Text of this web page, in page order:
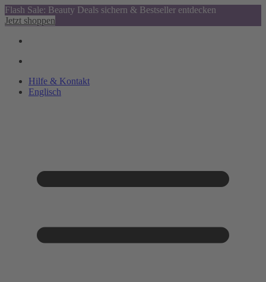
Flash Sale: Beauty Deals sichern & Bestseller entdecken
Jetzt shoppen
Hilfe & Kontakt
Englisch